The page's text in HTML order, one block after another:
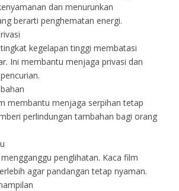
dan menurunkan
berarti penghematan energi.
kegelapan tinggi membatasi
Ini membantu menjaga privasi dan
membantu menjaga serpihan tetap
perlindungan tambahan bagi orang
penglihatan. Kaca film
agar pandangan tetap nyaman.